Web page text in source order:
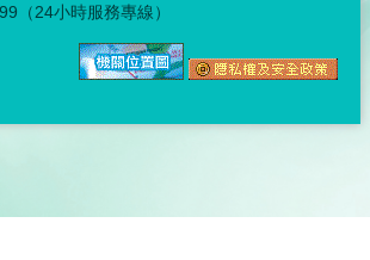
（24小時服務專線）